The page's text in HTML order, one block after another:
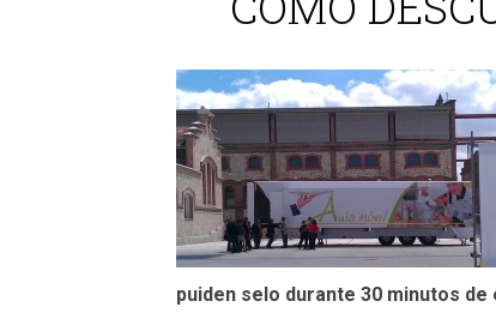
puiden selo durante 30 minutos de